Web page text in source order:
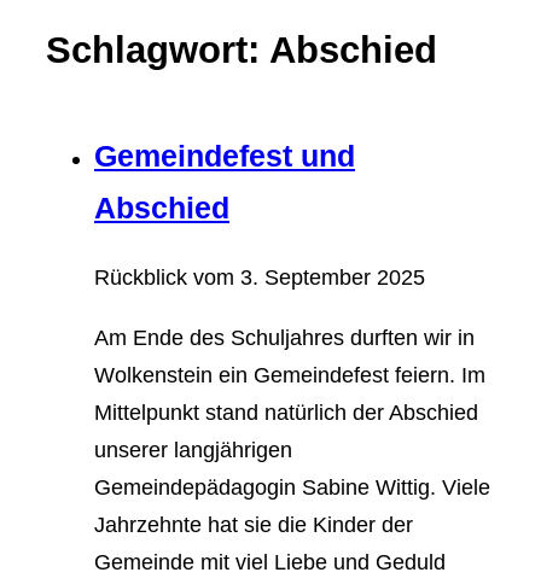
Schlagwort: Abschied
Gemeindefest und
Abschied
Rückblick vom 3. September 2025
Am Ende des Schuljahres durften wir in
Wolkenstein ein Gemeindefest feiern. Im
Mittelpunkt stand natürlich der Abschied
unserer langjährigen
Gemeindepädagogin Sabine Wittig. Viele
Jahrzehnte hat sie die Kinder der
Gemeinde mit viel Liebe und Geduld